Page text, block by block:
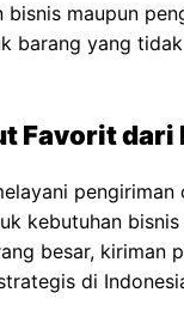
bisnis maupun
barang yang
Favorit dari
kebutuhan
besar, kiriman
di